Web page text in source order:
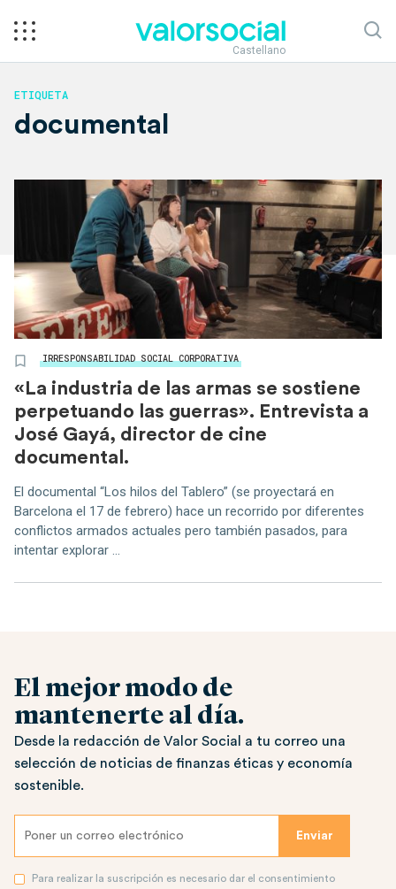
Castellano
ETIQUETA
documental
IRRESPONSABILIDAD SOCIAL CORPORATIVA
«La industria de las armas se sostiene
perpetuando las guerras». Entrevista a
José Gayá, director de cine
documental.
El documental “Los hilos del Tablero” (se proyectará en
Barcelona el 17 de febrero) hace un recorrido por diferentes
conflictos armados actuales pero también pasados, para
intentar explorar ...
El mejor modo de
mantenerte al día.
Desde la redacción de Valor Social a tu correo una
selección de noticias de finanzas éticas y economía
sostenible.
Para realizar la suscripción es necesario dar el consentimiento